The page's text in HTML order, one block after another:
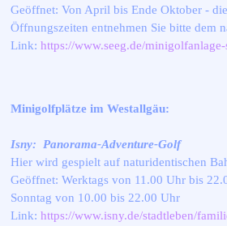
Geöffnet: Von April bis Ende Oktober -
Öffnungszeiten entnehmen Sie bitte dem
Link: https://www.seeg.de/minigolfanlage-
Minigolfplätze im Westallgäu:
Isny: Panorama-Adventure-Golf
Hier wird gespielt auf naturidentischen
Geöffnet: Werktags von 11.00 Uhr bis
Sonntag von 10.00 bis 22.00 Uhr
Link: https://www.isny.de/stadtleben/